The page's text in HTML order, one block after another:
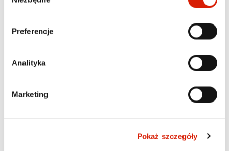
Preferencje
Analityka
Marketing
Pokaż szczegóły